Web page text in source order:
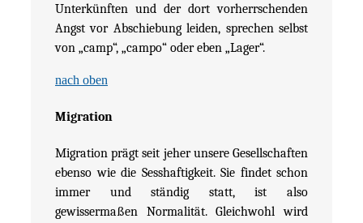
Unterkünften und der dort vorherrschenden
Angst vor Abschiebung leiden, sprechen selbst
von „camp“, „campo“ oder eben „Lager“.
nach oben
Migration
Migration prägt seit jeher unsere Gesellschaften
ebenso wie die Sesshaftigkeit. Sie findet schon
immer und ständig statt, ist also
gewissermaßen Normalität. Gleichwohl wird